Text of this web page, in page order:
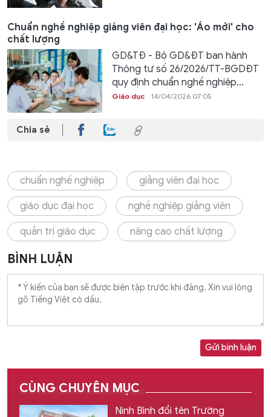
Chuẩn nghề nghiệp giảng viên đại học: 'Áo mới' cho
chất lượng
GD&TĐ - Bộ GD&ĐT ban hành
Thông tư số 26/2026/TT-BGDĐT
quy định chuẩn nghề nghiệp...
Giáo dục 14/04/2026 07:05
Chia sẻ
chuẩn nghề nghiệp giảng viên đại học
giáo dục đại học nghề nghiệp giảng viên
quản trị giáo dục nâng cao chất lượng
BÌNH LUẬN
Gửi bình luận
CÙNG CHUYÊN MỤC
Ninh Bình đổi tên Trường